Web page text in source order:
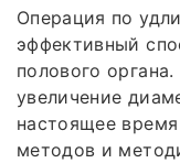
Операция по
эффективный
полового
увеличение
настоящее
методов и